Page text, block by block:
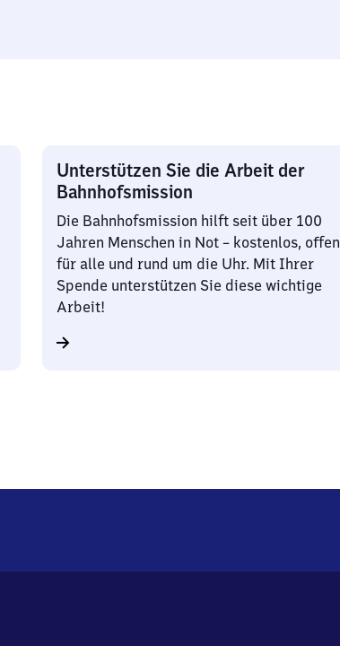
Unterstützen Sie die Arbeit der
Bahnhofsmission
Die Bahnhofsmission hilft seit über 100
Jahren Menschen in Not – kostenlos, offen
für alle und rund um die Uhr. Mit Ihrer
Spende unterstützen Sie diese wichtige
Arbeit!